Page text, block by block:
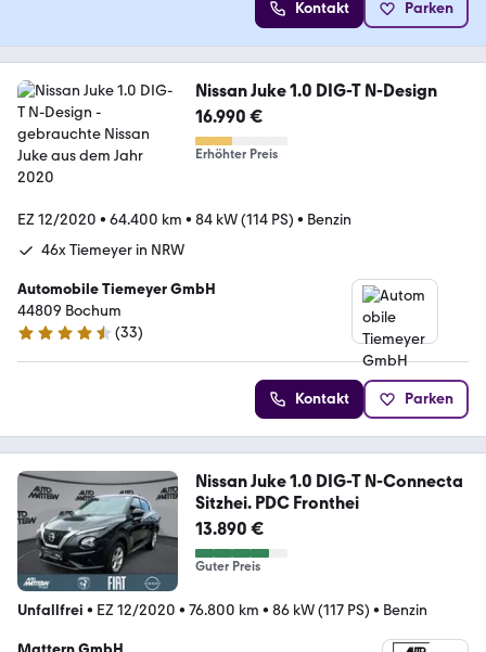
Kontakt Parken
Nissan Juke 1.0 DIG-T N-Design
16.990 €
Erhöhter Preis
EZ 12/2020 • 64.400 km • 84 kW (114 PS) • Benzin
46x Tiemeyer in NRW
Automobile Tiemeyer GmbH
44809 Bochum
4.3 Sterne
(33)
Kontakt Parken
Nissan Juke 1.0 DIG-T N-Connecta
Sitzhei. PDC Fronthei
13.890 €
Guter Preis
Unfallfrei • EZ 12/2020 • 76.800 km • 86 kW (117 PS) • Benzin